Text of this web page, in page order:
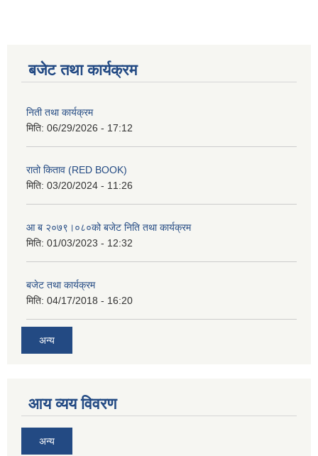
बजेट तथा कार्यक्रम
निती तथा कार्यक्रम
मिति: 06/29/2026 - 17:12
रातो किताव (RED BOOK)
मिति: 03/20/2024 - 11:26
आ ब २०७९।०८०को बजेट निति तथा कार्यक्रम
मिति: 01/03/2023 - 12:32
बजेट तथा कार्यक्रम
मिति: 04/17/2018 - 16:20
अन्य
आय व्यय विवरण
अन्य